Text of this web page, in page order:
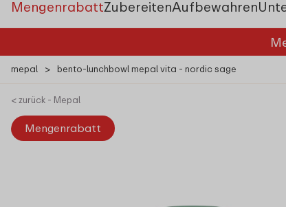
MengenrabattZubereitenAufbewahren
mepal > bento-lunchbowl mepal vita - nordic sage
< zurück - Mepal
Mengenrabatt